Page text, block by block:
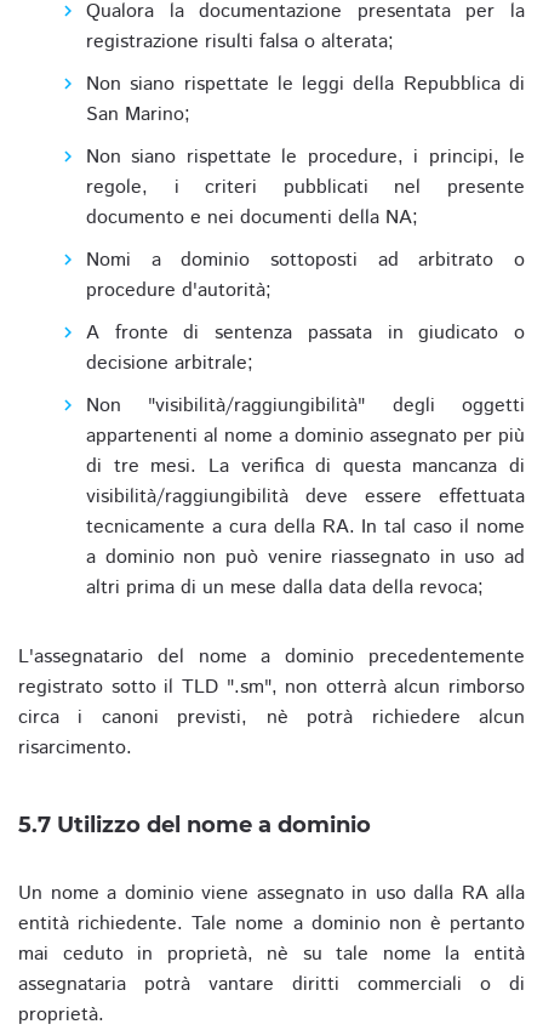
Qualora la documentazione presentata per la
registrazione risulti falsa o alterata;
Non siano rispettate le leggi della Repubblica di
San Marino;
Non siano rispettate le procedure, i principi, le
regole, i criteri pubblicati nel presente
documento e nei documenti della NA;
Nomi a dominio sottoposti ad arbitrato o
procedure d'autorità;
A fronte di sentenza passata in giudicato o
decisione arbitrale;
Non "visibilità/raggiungibilità" degli oggetti
appartenenti al nome a dominio assegnato per più
di tre mesi. La verifica di questa mancanza di
visibilità/raggiungibilità deve essere effettuata
tecnicamente a cura della RA. In tal caso il nome
a dominio non può venire riassegnato in uso ad
altri prima di un mese dalla data della revoca;
L'assegnatario del nome a dominio precedentemente
registrato sotto il TLD ".sm", non otterrà alcun rimborso
circa i canoni previsti, nè potrà richiedere alcun
risarcimento.
5.7 Utilizzo del nome a dominio
Un nome a dominio viene assegnato in uso dalla RA alla
entità richiedente. Tale nome a dominio non è pertanto
mai ceduto in proprietà, nè su tale nome la entità
assegnataria potrà vantare diritti commerciali o di
proprietà.